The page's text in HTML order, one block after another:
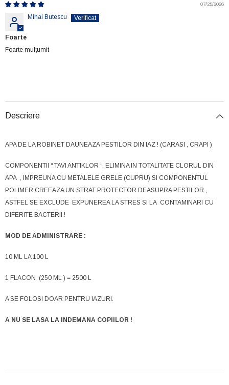
07/25/2026
Mihai Butescu
Foarte
Foarte mulțumit
Descriere
APA DE LA ROBINET DAUNEAZA PESTILOR DIN IAZ ! (CARASI , CRAPI )
COMPONENTII “ TAVI ANTIKLOR “, ELIMINA IN TOTALITATE CLORUL DIN
APA , IMPREUNA CU METALELE GRELE (CUPRU) SI COMPONENTUL
POLIMER CREEAZA UN STRAT PROTECTOR DEASUPRA PESTILOR ,
ASTFEL SE EXCLUDE EXPUNEREA LA STRES SI LA CONTAMINARI CU
DIFERITE BACTERII !
MOD DE ADMINISTRARE :
10 ML LA 100 L
1 FLACON (250 ML ) = 2500 L
A SE FOLOSI DOAR PENTRU IAZURI.
A NU SE LASA LA INDEMANA COPIILOR !